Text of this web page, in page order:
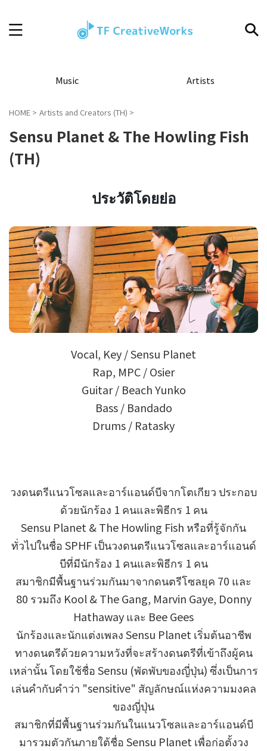
Music Artists
HOME > Artists and Creators (TH) >
Sensu Planet & The Howling Fish
(TH)
ประวัติโดยย่อ
Vocal, Key / Sensu Planet
Rap, MPC / Osier
Guitar / Beach Yunko
Bass / Bandado
Drums / Ratasky
วงดนตรีแนวโซลและอาร์แอนด์บีจากโตเกียว ประกอบ
ด้วยนักร้อง 1 คนและพิธีกร 1 คน
Sensu Planet & The Howling Fish หรือที่รู้จักกัน
ทั่วไปในชื่อ SPHF เป็นวงดนตรีแนวโซลและอาร์แอนด์
บีที่มีนักร้อง 1 คนและพิธีกร 1 คน
สมาชิกมีพื้นฐานร่วมกันมาจากดนตรีโซลยุค 70 และ
80 รวมถึง Kool & The Gang, Marvin Gaye, Donny
Hathaway และ Bee Gees
นักร้องและนักแต่งเพลง Sensu Planet เริ่มต้นอาชีพ
ทางดนตรีด้วยความหวังที่จะสร้างดนตรีที่เข้าถึงผู้คน
เหล่านั้น โดยใช้ชื่อ Sensu (พัดพับของญี่ปุ่น) ซึ่งเป็นการ
เล่นคำกับคำว่า "sensitive" สัญลักษณ์แห่งความมงคล
ของญี่ปุ่น
สมาชิกที่มีพื้นฐานร่วมกันในแนวโซลและอาร์แอนด์บี
มารวมตัวกันภายใต้ชื่อ Sensu Planet เพื่อก่อตั้งวง